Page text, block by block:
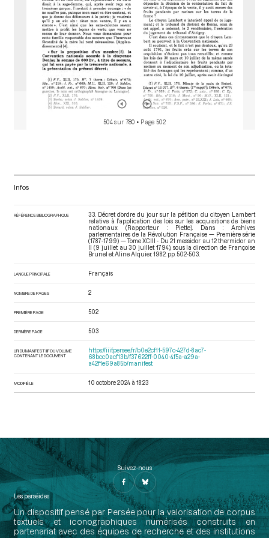
504 sur 780 • Page 502
Infos
RÉFÉRENCE BIBLIOGRAPHIQUE
33. Décret d’ordre du jour sur la pétition du citoyen Lambert
relative à l’application des lois sur les acquisitions de biens
nationaux (Rapporteur : Piette). Dans : Archives
parlementaires de la Révolution Française — Première série
(1787-1799) — Tome XCIII - Du 21 messidor au 12 thermidor an
II (9 juillet au 30 juillet 1794), sous la direction de Françoise
Brunel et Aline Alquier. 1982. pp. 502-503.
LANGUE PRINCIPALE Français
NOMBRE DE PAGES 2
PREMIÈRE PAGE 502
DERNIÈRE PAGE 503
URI DU MANIFEST IIIF DU VOLUME
CONTENANT LE DOCUMENT
https://iiif.persee.fr/b0e2cf11-597c-427d-8ac7-
68bcc0acf13b/f37622ff-0040-4f5a-a29a-
a42f1e69a85b/manifest
MODIFIÉ LE 10 octobre 2024 à 18:23
Suivez-nous
Les perséides
Un dispositif pensé par Persée pour la valorisation de corpus
textuels et iconographiques numérisés construits en
partenariat avec des équipes de recherche et des institutions